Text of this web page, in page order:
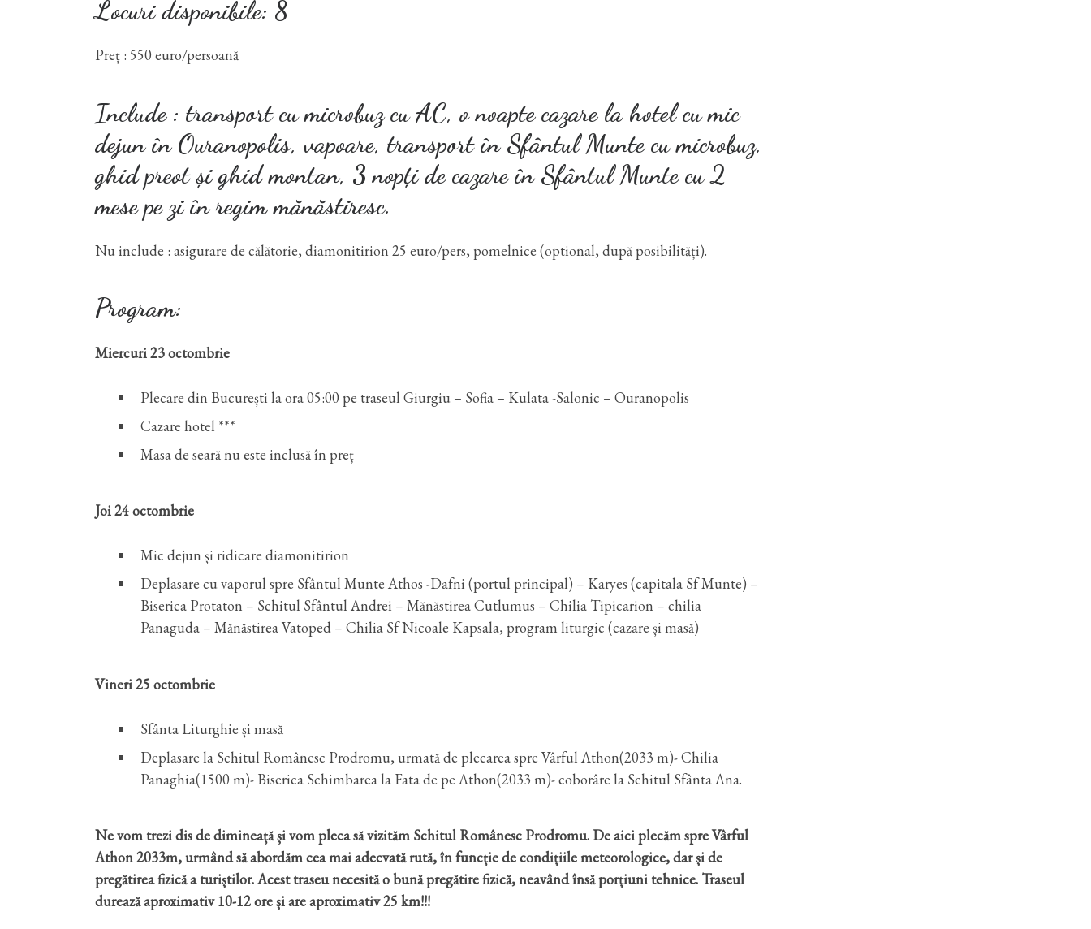
Locuri disponibile: 8
Preț : 550 euro/persoană
Include : transport cu microbuz cu AC, o noapte cazare la hotel cu mic
dejun în Ouranopolis, vapoare, transport în Sfântul Munte cu microbuz,
ghid preot și ghid montan, 3 nopți de cazare în Sfântul Munte cu 2
mese pe zi în regim mănăstiresc.
Nu include : asigurare de călătorie, diamonitirion 25 euro/pers, pomelnice (optional, după posibilități).
Program:
Miercuri 23 octombrie
Plecare din București la ora 05:00 pe traseul Giurgiu – Sofia – Kulata -Salonic – Ouranopolis
Cazare hotel ***
Masa de seară nu este inclusă în preț
Joi 24 octombrie
Mic dejun și ridicare diamonitirion
Deplasare cu vaporul spre Sfântul Munte Athos -Dafni (portul principal) – Karyes (capitala Sf Munte) –
Biserica Protaton – Schitul Sfântul Andrei – Mănăstirea Cutlumus – Chilia Tipicarion – chilia
Panaguda – Mănăstirea Vatoped – Chilia Sf Nicoale Kapsala, program liturgic (cazare și masă)
Vineri 25 octombrie
Sfânta Liturghie și masă
Deplasare la Schitul Românesc Prodromu, urmată de plecarea spre Vârful Athon(2033 m)- Chilia
Panaghia(1500 m)- Biserica Schimbarea la Fata de pe Athon(2033 m)- coborâre la Schitul Sfânta Ana.
Ne vom trezi dis de dimineață și vom pleca să vizităm Schitul Românesc Prodromu. De aici plecăm spre Vârful
Athon 2033m, urmând să abordăm cea mai adecvată rută, în funcție de condițiile meteorologice, dar și de
pregătirea fizică a turiștilor. Acest traseu necesită o bună pregătire fizică, neavând însă porțiuni tehnice. Traseul
durează aproximativ 10-12 ore și are aproximativ 25 km!!!